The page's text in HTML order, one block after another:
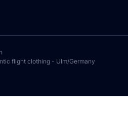
flight clothing - Ulm/Germany